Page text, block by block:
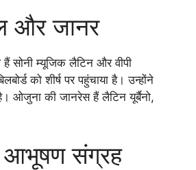
और जानर
सोनी म्यूजिक लैटिन और वीपी
को शीर्ष पर पहुंचाया है। उन्होंने
है। ओजुना की जानरेस हैं लैटिन यूर्बैनो,
संग्रह